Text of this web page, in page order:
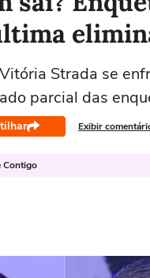
Strada se
parcial das
Exibir
Contigo